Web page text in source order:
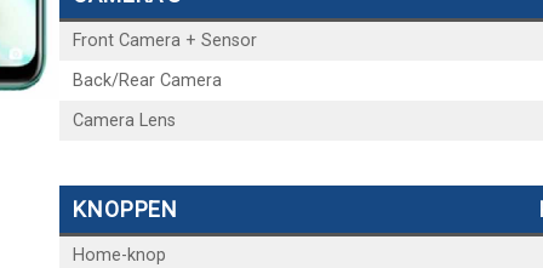
Front Camera + Sensor
Back/Rear Camera
Camera Lens
KNOPPEN
Home-knop